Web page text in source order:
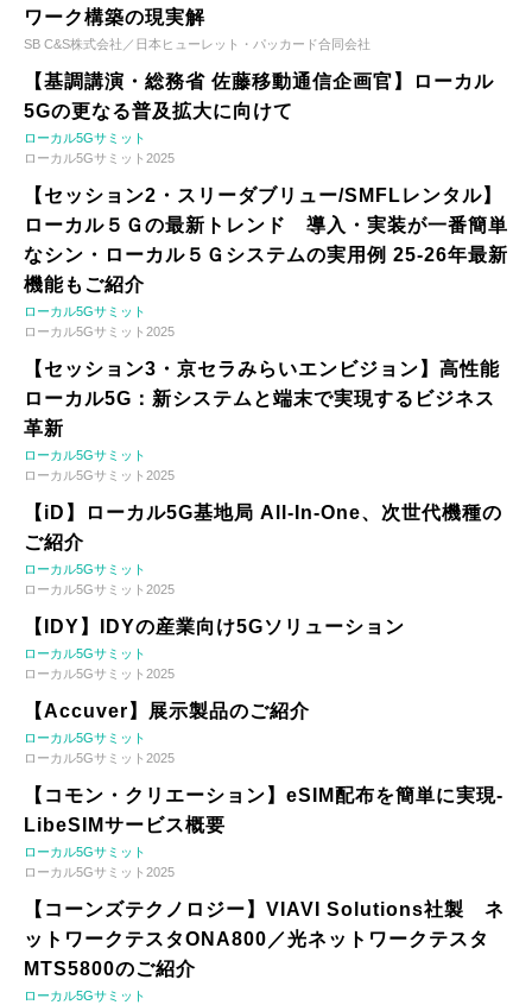
ワーク構築の現実解
SB C&S株式会社／日本ヒューレット・パッカード合同会社
【基調講演・総務省 佐藤移動通信企画官】ローカル
5Gの更なる普及拡大に向けて
ローカル5Gサミット
ローカル5Gサミット2025
【セッション2・スリーダブリュー/SMFLレンタル】
ローカル５Ｇの最新トレンド 導入・実装が一番簡単
なシン・ローカル５Ｇシステムの実用例 25-26年最新
機能もご紹介
ローカル5Gサミット
ローカル5Gサミット2025
【セッション3・京セラみらいエンビジョン】高性能
ローカル5G：新システムと端末で実現するビジネス
革新
ローカル5Gサミット
ローカル5Gサミット2025
【iD】ローカル5G基地局 All-In-One、次世代機種の
ご紹介
ローカル5Gサミット
ローカル5Gサミット2025
【IDY】IDYの産業向け5Gソリューション
ローカル5Gサミット
ローカル5Gサミット2025
【Accuver】展示製品のご紹介
ローカル5Gサミット
ローカル5Gサミット2025
【コモン・クリエーション】eSIM配布を簡単に実現-
LibeSIMサービス概要
ローカル5Gサミット
ローカル5Gサミット2025
【コーンズテクノロジー】VIAVI Solutions社製 ネ
ットワークテスタONA800／光ネットワークテスタ
MTS5800のご紹介
ローカル5Gサミット